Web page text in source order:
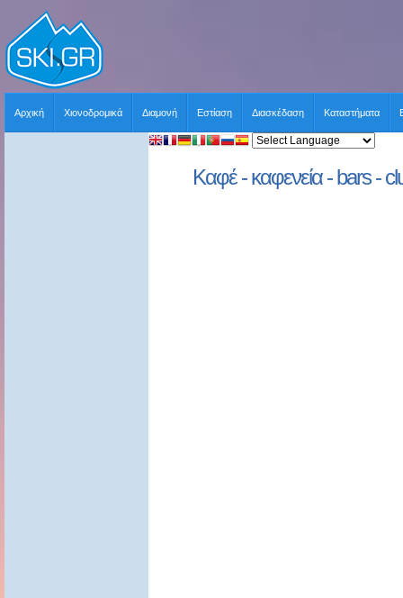
Αρχική Χιονοδρομικά Διαμονή Εστίαση Διασκέδαση Καταστήματα
Καφέ - καφενεία - bars -